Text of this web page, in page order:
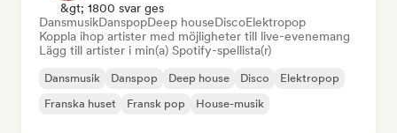
&gt; 1800 svar ges
DansmusikDanspopDeep houseDiscoElektropop
Koppla ihop artister med möjligheter till live-evenemang
Lägg till artister i min(a) Spotify-spellista(r)
Dansmusik Danspop Deep house Disco
Elektropop
Franska huset
Fransk pop House-musik